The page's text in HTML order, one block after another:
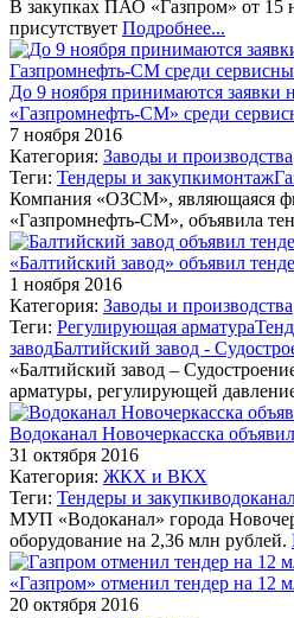
В закупках ПАО «Газпром» от 15
присутствует Подробнее...
До 9 ноября принимаются заявки
«Газпромнефть-СМ» среди
7 ноября 2016
Категория: Заводы и производства
Теги: Тендеры и закупкимонтаж
Компания «ОЗСМ», являющаяся
«Газпромнефть-СМ», объявила
«Балтийский завод» объявил
1 ноября 2016
Категория: Заводы и производства
Теги: Регулирующая арматура
заводБалтийский завод -
«Балтийский завод –
арматуры, регулирующей
Водоканал Новочеркасска
31 октября 2016
Категория: ЖКХ и ВКХ
Теги: Тендеры и закупки
МУП «Водоканал» города
оборудование на 2,36 млн рублей.
«Газпром» отменил тендер на 12
20 октября 2016